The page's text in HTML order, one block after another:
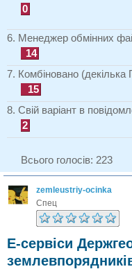
0
6. Менеджер обмінних
14
7. Комбіновано (декілька
15
8. Свій варіант в
2
Всього голосів: 223
zemleustriy-ocinka
Спец
Е-сервіси